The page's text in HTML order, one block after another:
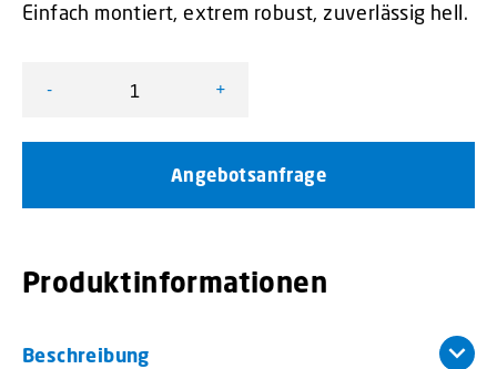
Einfach montiert, extrem robust, zuverlässig hell.
-
VL Compact 3 Menge
+
Angebotsanfrage
Produktinformationen
Beschreibung